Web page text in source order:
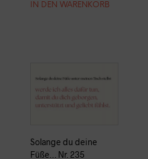
IN DEN WARENKORB
Solange du deine
Füße… Nr. 235